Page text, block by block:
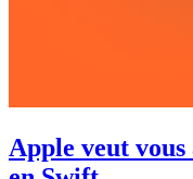
Apple veut